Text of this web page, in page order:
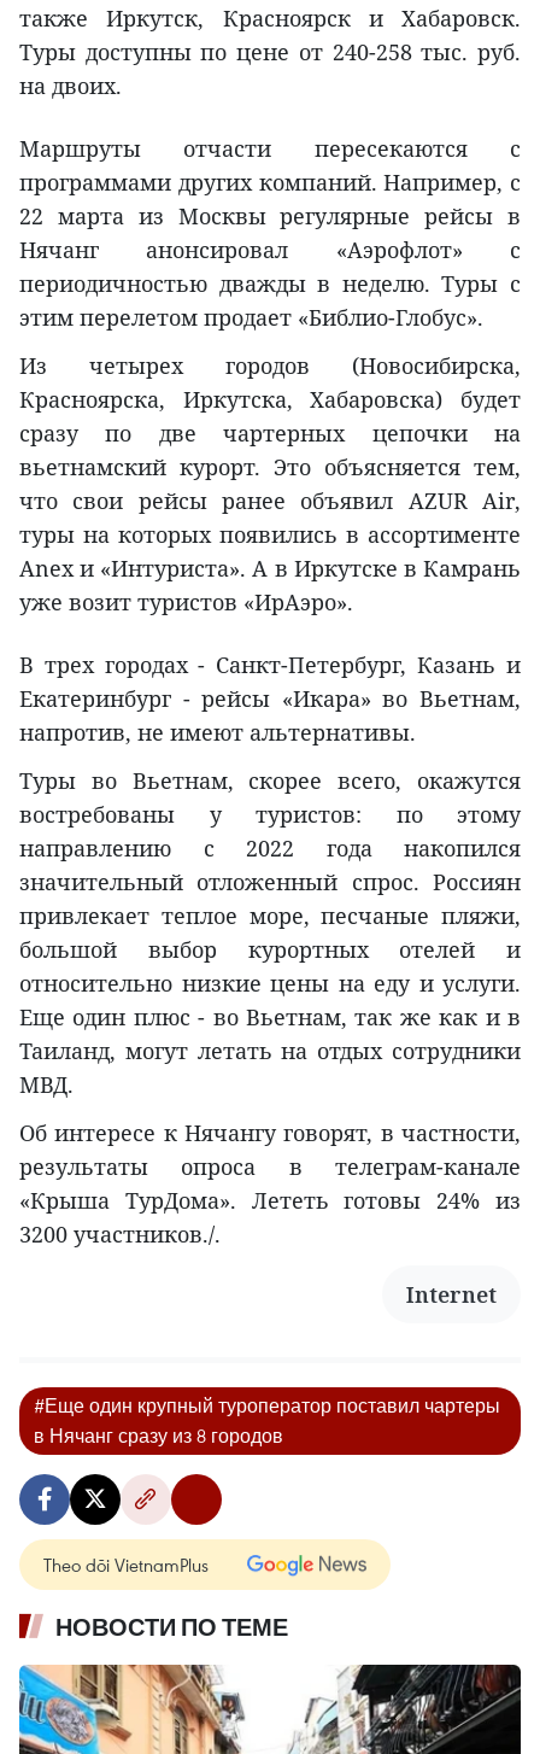
также Иркутск, Красноярск и Хабаровск.
Туры доступны по цене от 240-258 тыс. руб.
на двоих.
Маршруты отчасти пересекаются с
программами других компаний. Например, с
22 марта из Москвы регулярные рейсы в
Нячанг анонсировал «Аэрофлот» с
периодичностью дважды в неделю. Туры с
этим перелетом продает «Библио-Глобус».
Из четырех городов (Новосибирска,
Красноярска, Иркутска, Хабаровска) будет
сразу по две чартерных цепочки на
вьетнамский курорт. Это объясняется тем,
что свои рейсы ранее объявил AZUR Air,
туры на которых появились в ассортименте
Anex и «Интуриста». А в Иркутске в Камрань
уже возит туристов «ИрАэро».
В трех городах - Санкт-Петербург, Казань и
Екатеринбург - рейсы «Икара» во Вьетнам,
напротив, не имеют альтернативы.
Туры во Вьетнам, скорее всего, окажутся
востребованы у туристов: по этому
направлению с 2022 года накопился
значительный отложенный спрос. Россиян
привлекает теплое море, песчаные пляжи,
большой выбор курортных отелей и
относительно низкие цены на еду и услуги.
Еще один плюс - во Вьетнам, так же как и в
Таиланд, могут летать на отдых сотрудники
МВД.
Об интересе к Нячангу говорят, в частности,
результаты опроса в телеграм-канале
«Крыша ТурДома». Лететь готовы 24% из
3200 участников./.
Internet
#Еще один крупный туроператор поставил чартеры
в Нячанг сразу из 8 городов
Theo dõi VietnamPlus
НОВОСТИ ПО ТЕМЕ